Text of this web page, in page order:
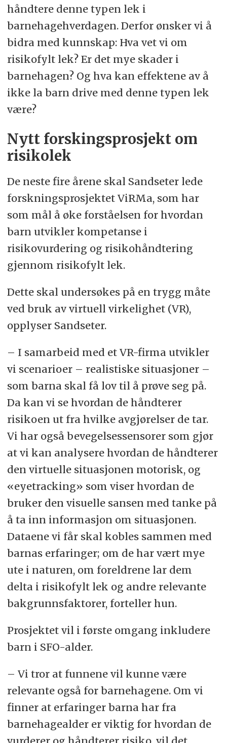
håndtere denne typen lek i
barnehagehverdagen. Derfor ønsker vi å
bidra med kunnskap: Hva vet vi om
risikofylt lek? Er det mye skader i
barnehagen? Og hva kan effektene av å
ikke la barn drive med denne typen lek
være?
Nytt forskingsprosjekt om
risikolek
De neste fire årene skal Sandseter lede
forskningsprosjektet ViRMa, som har
som mål å øke forståelsen for hvordan
barn utvikler kompetanse i
risikovurdering og risikohåndtering
gjennom risikofylt lek.
Dette skal undersøkes på en trygg måte
ved bruk av virtuell virkelighet (VR),
opplyser Sandseter.
– I samarbeid med et VR-firma utvikler
vi scenarioer – realistiske situasjoner –
som barna skal få lov til å prøve seg på.
Da kan vi se hvordan de håndterer
risikoen ut fra hvilke avgjørelser de tar.
Vi har også bevegelsessensorer som gjør
at vi kan analysere hvordan de håndterer
den virtuelle situasjonen motorisk, og
«eyetracking» som viser hvordan de
bruker den visuelle sansen med tanke på
å ta inn informasjon om situasjonen.
Dataene vi får skal kobles sammen med
barnas erfaringer; om de har vært mye
ute i naturen, om foreldrene lar dem
delta i risikofylt lek og andre relevante
bakgrunnsfaktorer, forteller hun.
Prosjektet vil i første omgang inkludere
barn i SFO-alder.
– Vi tror at funnene vil kunne være
relevante også for barnehagene. Om vi
finner at erfaringer barna har fra
barnehagealder er viktig for hvordan de